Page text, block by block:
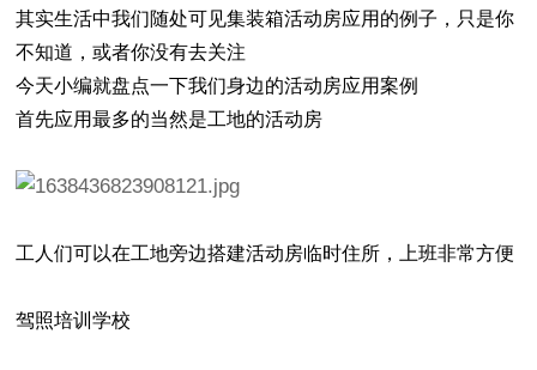
其实生活中我们随处可见集装箱活动房应用的例子，只是你
不知道，或者你没有去关注
今天小编就盘点一下我们身边的活动房应用案例
首先应用最多的当然是工地的活动房
工人们可以在工地旁边搭建活动房临时住所，上班非常方便
驾照培训学校